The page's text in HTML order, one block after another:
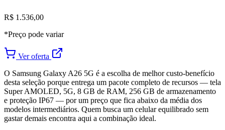
R$ 1.536,00
*Preço pode variar
Ver oferta
O Samsung Galaxy A26 5G é a escolha de melhor custo-benefício
desta seleção porque entrega um pacote completo de recursos — tela
Super AMOLED, 5G, 8 GB de RAM, 256 GB de armazenamento
e proteção IP67 — por um preço que fica abaixo da média dos
modelos intermediários. Quem busca um celular equilibrado sem
gastar demais encontra aqui a combinação ideal.